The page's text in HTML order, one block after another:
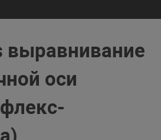
выравнивание
оси